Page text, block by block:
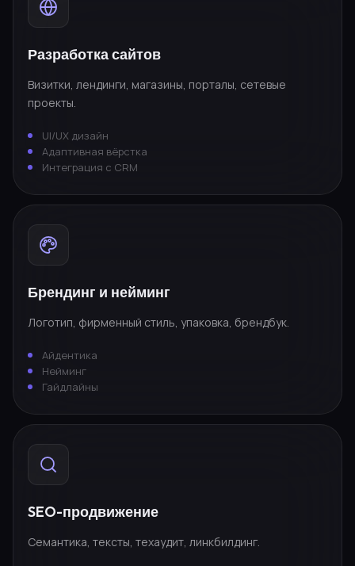
Разработка сайтов
Визитки, лендинги, магазины, порталы, сетевые
проекты.
UI/UX дизайн
Адаптивная вёрстка
Интеграция с CRM
Брендинг и нейминг
Логотип, фирменный стиль, упаковка, брендбук.
Айдентика
Нейминг
Гайдлайны
SEO-продвижение
Семантика, тексты, техаудит, линкбилдинг.